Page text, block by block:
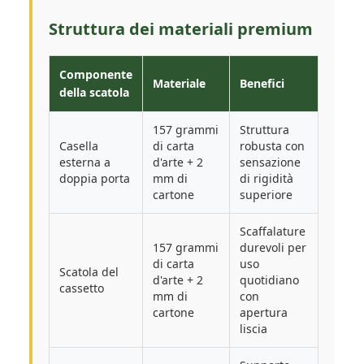
Struttura dei materiali premium
Componente
della scatola
Materiale Benefici
Casella
esterna a
doppia porta
157 grammi
di carta
d'arte + 2
mm di
cartone
Struttura
robusta con
sensazione
di rigidità
superiore
Scatola del
cassetto
157 grammi
di carta
d'arte + 2
mm di
cartone
Scaffalature
durevoli per
uso
quotidiano
con
apertura
liscia